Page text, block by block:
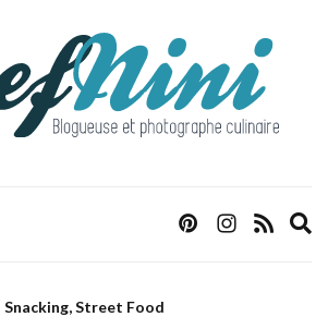
Snacking, Street Food